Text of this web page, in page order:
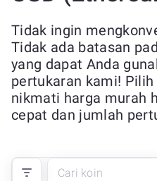
Tidak ingin
Tidak ada batasan
yang dapat Anda
pertukaran kami!
nikmati harga murah
cepat dan jumlah